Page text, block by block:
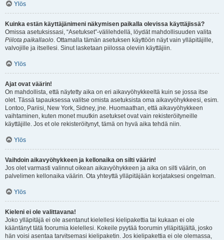
Ylös
Kuinka estän käyttäjänimeni näkymisen paikalla olevissa käyttäjissä?
Omissa asetuksissasi, “Asetukset”-välilehdellä, löydät mahdollisuuden valita
Piilota paikallaolo. Ottamalla tämän asetuksen käyttöön näyt vain ylläpitäjille,
valvojille ja itsellesi. Sinut lasketaan piilossa oleviin käyttäjiin.
Ylös
Ajat ovat väärin!
On mahdollista, että näytetty aika on eri aikavyöhykkeeltä kuin se jossa itse
olet. Tässä tapauksessa valitse omista asetuksista oma aikavyöhykkeesi, esim.
Lontoo, Pariisi, New York, Sidney, jne. Huomaathan, että aikavyöhykkeen
vaihtaminen, kuten monet muutkin asetukset ovat vain rekisteröityneille
käyttäjille. Jos et ole rekisteröitynyt, tämä on hyvä aika tehdä niin.
Ylös
Vaihdoin aikavyöhykkeen ja kellonaika on silti väärin!
Jos olet varmasti valinnut oikean aikavyöhykkeen ja aika on silti väärin, on
palvelimen kellonaika väärin. Ota yhteyttä ylläpitäjään korjataksesi ongelman.
Ylös
Kieleni ei ole valittavana!
Joko ylläpitäjä ei ole asentanut kielellesi kielipakettia tai kukaan ei ole
kääntänyt tätä foorumia kielellesi. Kokeile pyytää foorumin ylläpitäjältä, josko
hän voisi asentaa tarvitsemasi kielipaketin. Jos kielipakettia ei ole olemassa,